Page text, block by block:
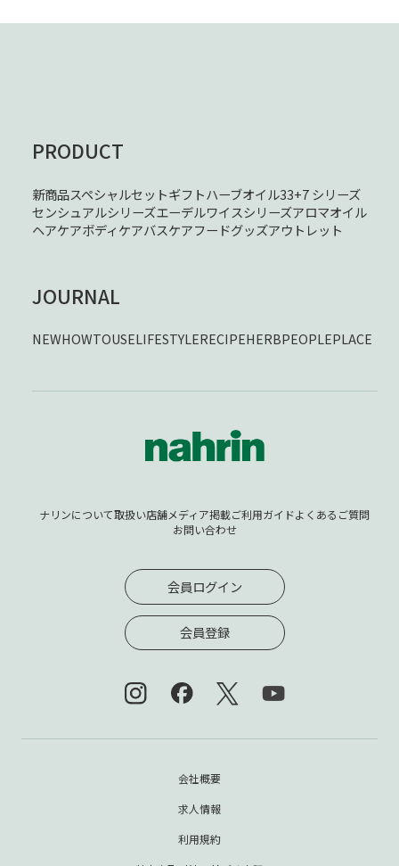
PRODUCT
新商品スペシャルセットギフトハーブオイル33+7 シリーズ
センシュアルシリーズエーデルワイスシリーズアロマオイル
ヘアケアボディケアバスケアフードグッズアウトレット
JOURNAL
NEWHOWTOUSELIFESTYLERECIPEHERBPEOPLEPLACE
ナリンについて取扱い店舗メディア掲載ご利用ガイドよくあるご質問
お問い合わせ
会員ログイン
会員登録
会社概要
求人情報
利用規約